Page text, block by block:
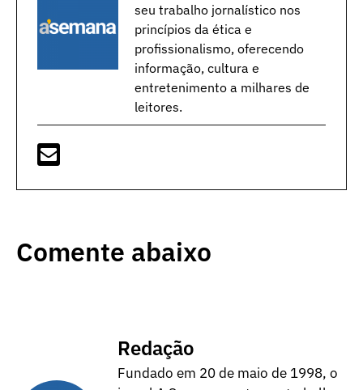
seu trabalho jornalístico nos
princípios da ética e
profissionalismo, oferecendo
informação, cultura e
entretenimento a milhares de
leitores.
Comente abaixo
Redação
Fundado em 20 de maio de 1998, o